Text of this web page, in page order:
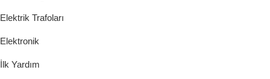
Elektrik Trafoları
Elektronik
İlk Yardım